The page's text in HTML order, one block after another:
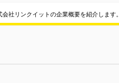
会社リンクイットの企業概要を紹介します。